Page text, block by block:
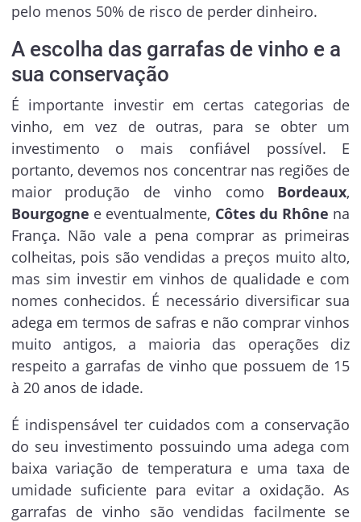
pelo menos 50% de risco de perder dinheiro.
A escolha das garrafas de vinho e a
sua conservação
É importante investir em certas categorias de
vinho, em vez de outras, para se obter um
investimento o mais confiável possível. E
portanto, devemos nos concentrar nas regiões de
maior produção de vinho como Bordeaux,
Bourgogne e eventualmente, Côtes du Rhône na
França. Não vale a pena comprar as primeiras
colheitas, pois são vendidas a preços muito alto,
mas sim investir em vinhos de qualidade e com
nomes conhecidos. É necessário diversificar sua
adega em termos de safras e não comprar vinhos
muito antigos, a maioria das operações diz
respeito a garrafas de vinho que possuem de 15
à 20 anos de idade.
É indispensável ter cuidados com a conservação
do seu investimento possuindo uma adega com
baixa variação de temperatura e uma taxa de
umidade suficiente para evitar a oxidação. As
garrafas de vinho são vendidas facilmente se